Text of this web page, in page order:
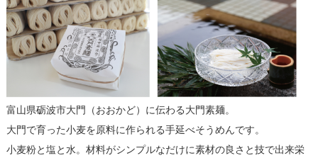
富山県砺波市大門（おおかど）に伝わる大門素麺。
大門で育った小麦を原料に作られる手延べそうめんです。
小麦粉と塩と水。材料がシンプルなだけに素材の良さと技で出来栄